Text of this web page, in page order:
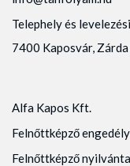
Telephely és
7400 Kaposvár, Zárda
Alfa Kapos Kft.
Felnőttképző
Felnőttképző